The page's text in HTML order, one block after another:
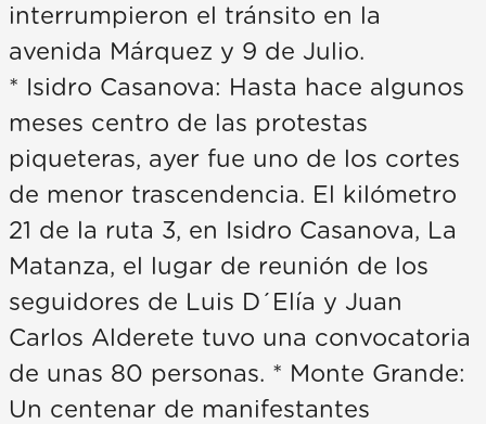
interrumpieron el tránsito en la
avenida Márquez y 9 de Julio.
* Isidro Casanova: Hasta hace algunos
meses centro de las protestas
piqueteras, ayer fue uno de los cortes
de menor trascendencia. El kilómetro
21 de la ruta 3, en Isidro Casanova, La
Matanza, el lugar de reunión de los
seguidores de Luis D´Elía y Juan
Carlos Alderete tuvo una convocatoria
de unas 80 personas. * Monte Grande:
Un centenar de manifestantes